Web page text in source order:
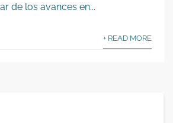
de los avances en...
+ READ MORE